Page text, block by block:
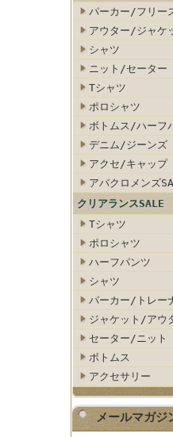
パーカー/フリー
アウター/ジャケ
シャツ
ニット/セーター
Tシャツ
ポロシャツ
ボトムス/ハーフ
デニム/ジーンズ
アクセ/キャップ
アバクロメンズ
クリアランスSALE
Tシャツ
ポロシャツ
ハーフパンツ
シャツ
パーカー/トレー
ジャケット/アウ
セーター/ニット
ボトムス
アクセサリー
メールマガジ